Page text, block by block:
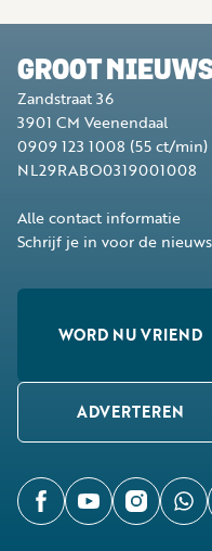
GROOT
Zandstraat 36
3901 CM Veenendaal
0909 123 1008 (55 ct/min)
NL29RABO0319001008
Alle contact informatie
Schrijf je in voor de
WORD NU VRIEND
ADVERTEREN